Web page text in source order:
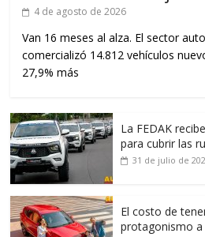
4 de agosto de 2026
Van 16 meses al alza. El sector
comercializó 14.812 vehículos
27,9% más
La FEDAK
para cubrir las
31 de julio de
El costo de
protagonismo